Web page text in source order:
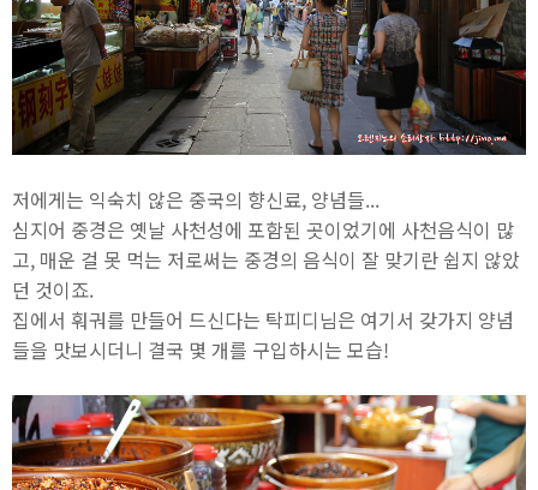
저에게는 익숙치 않은 중국의 향신료, 양념들...
심지어 중경은 옛날 사천성에 포함된 곳이었기에 사천음식이 많
고, 매운 걸 못 먹는 저로써는 중경의 음식이 잘 맞기란 쉽지 않았
던 것이죠.
집에서 훠궈를 만들어 드신다는 탁피디님은 여기서 갖가지 양념
들을 맛보시더니 결국 몇 개를 구입하시는 모습!